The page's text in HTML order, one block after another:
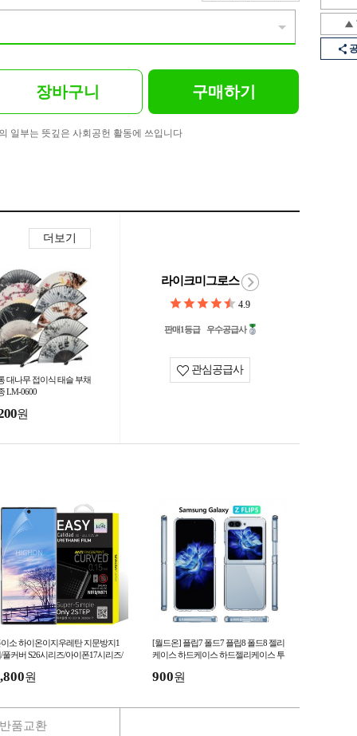
장바구니 구매하기
일부는 뜻깊은 사회공헌 활동에 쓰입니다
더보기
대나무 접이식 태슬 부채
LM-0600
원
라이크미그로스
4.9
판매1등급 우수공급사
관심공급사
소 하이온이지우레탄 지문방지1
풀커버 S26시리즈/아이폰17시리즈/
원
[월드온] 플립7 폴드7 플립8 폴드8 젤리
케이스 하드케이스 하드젤리케이스 투
900원
반품교환